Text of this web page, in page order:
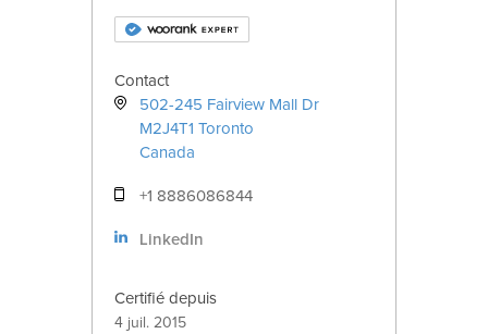
Contact
502-245 Fairview Mall Dr
M2J4T1 Toronto
Canada
+1 8886086844
LinkedIn
Certifié depuis
4 juil. 2015